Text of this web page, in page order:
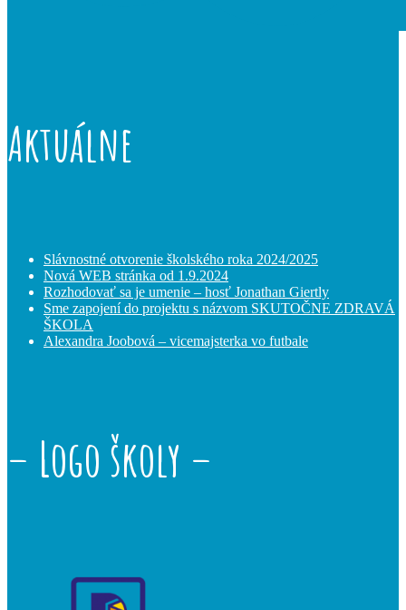
Aktuálne
Slávnostné otvorenie školského roka 2024/2025
Nová WEB stránka od 1.9.2024
Rozhodovať sa je umenie – hosť Jonathan Giertly
Sme zapojení do projektu s názvom SKUTOČNE ZDRAVÁ
ŠKOLA
Alexandra Joobová – vicemajsterka vo futbale
– Logo školy –